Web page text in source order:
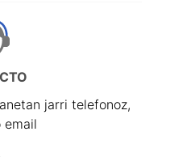
jarri telefonoz,
email